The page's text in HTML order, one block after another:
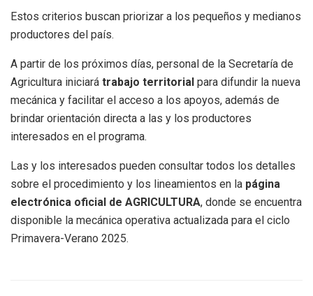
Estos criterios buscan priorizar a los pequeños y medianos
productores del país.
A partir de los próximos días, personal de la Secretaría de
Agricultura iniciará trabajo territorial para difundir la nueva
mecánica y facilitar el acceso a los apoyos, además de
brindar orientación directa a las y los productores
interesados en el programa.
Las y los interesados pueden consultar todos los detalles
sobre el procedimiento y los lineamientos en la página
electrónica oficial de AGRICULTURA, donde se encuentra
disponible la mecánica operativa actualizada para el ciclo
Primavera-Verano 2025.